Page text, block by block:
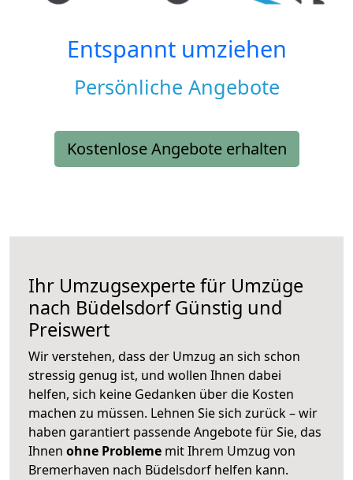
Entspannt umziehen
Persönliche Angebote
Kostenlose Angebote erhalten
Ihr Umzugsexperte für Umzüge
nach BüdelsdorfGünstig und
Preiswert
Wir verstehen, dass der Umzug an sich schon
stressig genug ist, und wollen Ihnen dabei
helfen, sich keine Gedanken über die Kosten
machen zu müssen. Lehnen Sie sich zurück – wir
haben garantiert passende Angebote für Sie, das
Ihnen ohne Probleme mit Ihrem Umzug von
Bremerhaven nach Büdelsdorf helfen kann.